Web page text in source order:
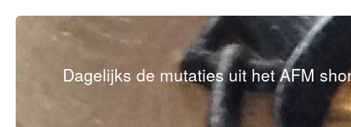
Dagelijks de mutaties uit het AFM